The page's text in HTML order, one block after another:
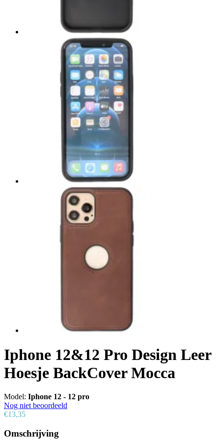
Iphone 12&12 Pro Design Leer
Hoesje BackCover Mocca
Model: Iphone 12 - 12 pro
Nog niet beoordeeld
€13,35
Omschrijving